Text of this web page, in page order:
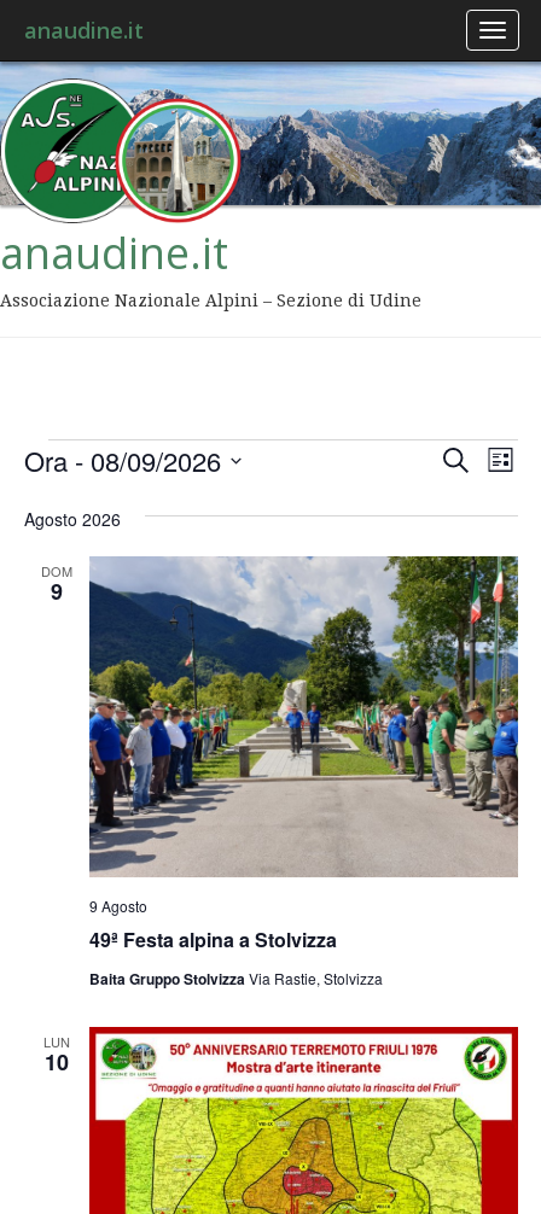
anaudine.it
anaudine.it
Associazione Nazionale Alpini – Sezione di Udine
viste
Cerca
Lista
Ora - 08/09/2026
la
Agosto 2026
DOM
9
49ª Festa alpina a Stolvizza
9 Agosto
Baita Gruppo StolvizzaVia Rastie, Stolvizza
LUN
10